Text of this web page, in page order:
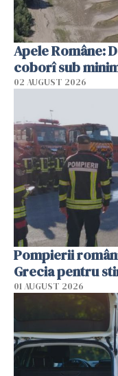
Apele Române:
coborî sub
02 AUGUST 2026
Pompierii
Grecia pentru
01 AUGUST 2026